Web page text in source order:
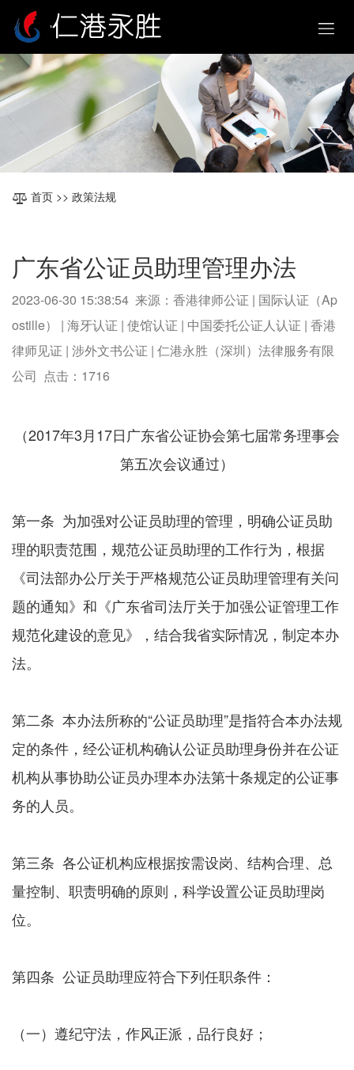
首页 >> 政策法规
广东省公证员助理管理办法
2023-06-30 15:38:54 来源：香港律师公证 | 国际认证（Ap
ostille） | 海牙认证 | 使馆认证 | 中国委托公证人认证 | 香港
律师见证 | 涉外文书公证 | 仁港永胜（深圳）法律服务有限
公司 点击： 1716
（2017年3月17日广东省公证协会第七届常务理事会
第五次会议通过）
第一条 为加强对公证员助理的管理，明确公证员助
理的职责范围，规范公证员助理的工作行为，根据
《司法部办公厅关于严格规范公证员助理管理有关问
题的通知》和《广东省司法厅关于加强公证管理工作
规范化建设的意见》，结合我省实际情况，制定本办
法。
第二条 本办法所称的“公证员助理”是指符合本办法规
定的条件，经公证机构确认公证员助理身份并在公证
机构从事协助公证员办理本办法第十条规定的公证事
务的人员。
第三条 各公证机构应根据按需设岗、结构合理、总
量控制、职责明确的原则，科学设置公证员助理岗
位。
第四条 公证员助理应符合下列任职条件：
（一）遵纪守法，作风正派，品行良好；